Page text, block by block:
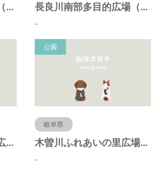
中央中ポケットパーク（岐阜県羽島市） 長良川南部多目的広場（岐阜県羽島市）
-
ふれあいの里みどりの広場（岐阜県羽島市）
公園
岐阜県
木曽川ふれあいの里広場（岐阜県羽島市）
-